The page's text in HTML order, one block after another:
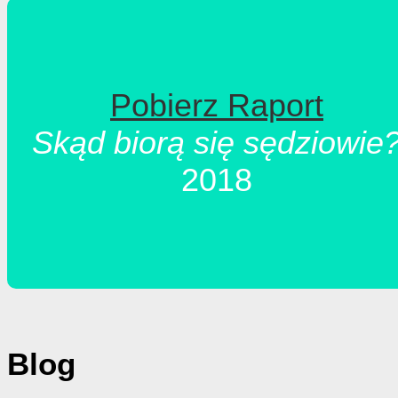
Pobierz Raport
Skąd biorą się
2018
Blog